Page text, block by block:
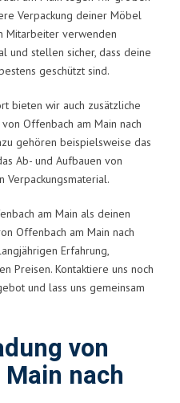
Verpackung deiner Möbel
Mitarbeiter verwenden
und stellen sicher, dass deine
geschützt sind.
bieten wir auch zusätzliche
Offenbach am Main nach
gehören beispielsweise das
Ab- und Aufbauen von
Verpackungsmaterial.
am Main als deinen
Offenbach am Main nach
Erfahrung,
Preisen. Kontaktiere uns noch
und lass uns gemeinsam
von
nach